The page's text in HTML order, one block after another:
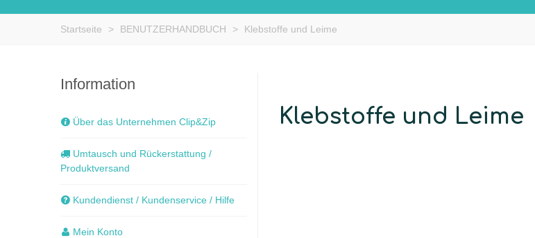
Startseite > BENUTZERHANDBUCH > Klebstoffe und Leime
Information
Über das Unternehmen Clip&Zip
Umtausch und Rückerstattung /
Produktversand
Kundendienst / Kundenservice / Hilfe
Mein Konto
Klebstoffe und Leime